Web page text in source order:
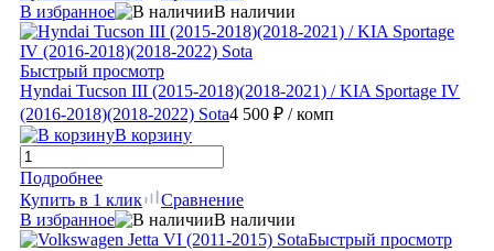
В избранное
В наличии
Быстрый просмотр
Hyndai Tucson III (2015-2018)(2018-2021) / KIA Sportage IV
(2016-2018)(2018-2022) Sota4 500 ₽ / комп
В корзину
Подробнее
Купить в 1 клик
Сравнение
В избранное
В наличии
Быстрый просмотр